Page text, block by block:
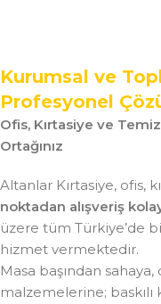
Kurumsal ve
Profesyonel
Ofis, Kırtasiye ve
Ortağınız
Altanlar Kırtasiye, ofis,
noktadan alışveriş
üzere tüm Türkiye’de
hizmet vermektedir.
Masa başından
malzemelerine;